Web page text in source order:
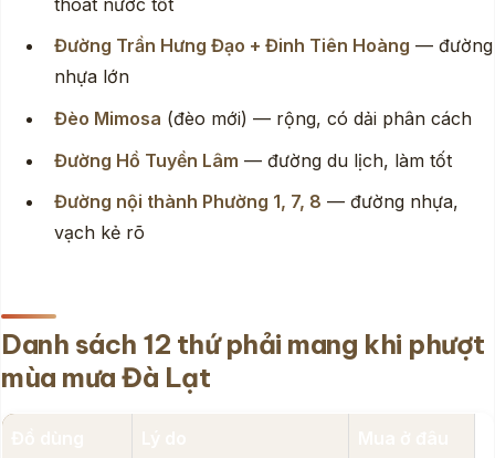
Đường Trần Hưng Đạo + Đinh Tiên Hoàng — đường
nhựa lớn
Đèo Mimosa (đèo mới) — rộng, có dải phân cách
Đường Hồ Tuyền Lâm — đường du lịch, làm tốt
Đường nội thành Phường 1, 7, 8 — đường nhựa,
vạch kẻ rõ
Danh sách 12 thứ phải mang khi phượt
mùa mưa Đà Lạt